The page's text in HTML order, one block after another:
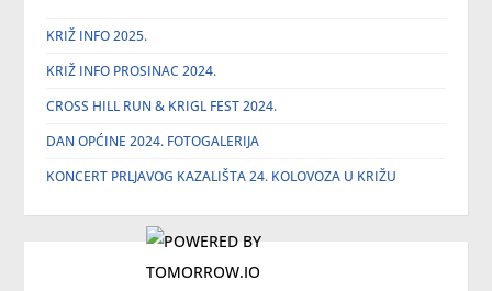
KRIŽ INFO 2025.
KRIŽ INFO PROSINAC 2024.
CROSS HILL RUN & KRIGL FEST 2024.
DAN OPĆINE 2024. FOTOGALERIJA
KONCERT PRLJAVOG KAZALIŠTA 24. KOLOVOZA U KRIŽU